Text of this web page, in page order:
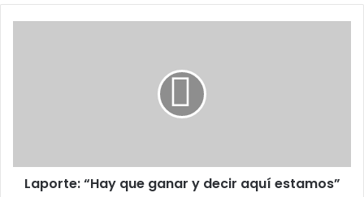
Laporte: “Hay que ganar y decir aquí estamos”